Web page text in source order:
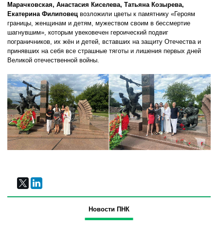
Марачковская, Анастасия Киселева, Татьяна Козырева,
Екатерина Филиповец возложили цветы к памятнику «Героям
границы, женщинам и детям, мужеством своим в бессмертие
шагнувшим», которым увековечен героический подвиг
пограничников, их жён и детей, вставших на защиту Отечества и
принявших на себя все страшные тяготы и лишения первых дней
Великой отечественной войны.
Новости ПНК